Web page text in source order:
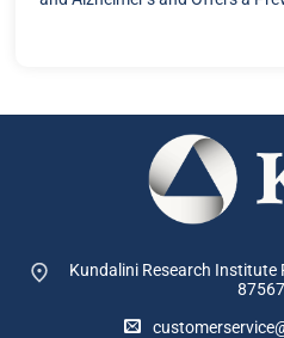
Kundalini Research Institute